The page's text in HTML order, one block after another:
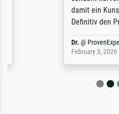
damit ein Kunstwerk
Definitiv den Pre...
ProvenExpert
February 3, 2026